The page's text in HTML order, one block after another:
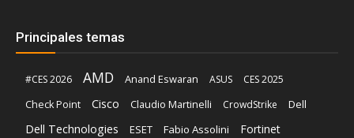
Principales temas
#CES 2026 AMD Anand Eswaran ASUS
CES 2025
Check Point
Cisco Claudio Martinelli CrowdStrike Dell
Dell Technologies ESET Fabio Assolini Fortinet